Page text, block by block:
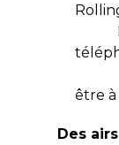
À
être à
Des